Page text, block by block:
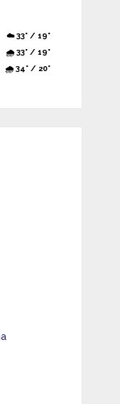
☁️ 33° / 19°
🌧️ 33° / 19°
🌧️ 34° / 20°